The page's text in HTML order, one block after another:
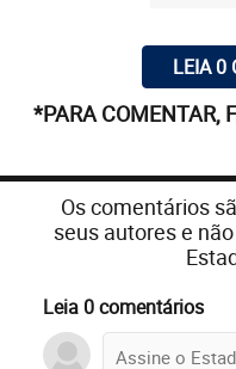
LEIA 0
*PARA COMENTAR,
Os comentários
seus autores e
Leia 0 comentários